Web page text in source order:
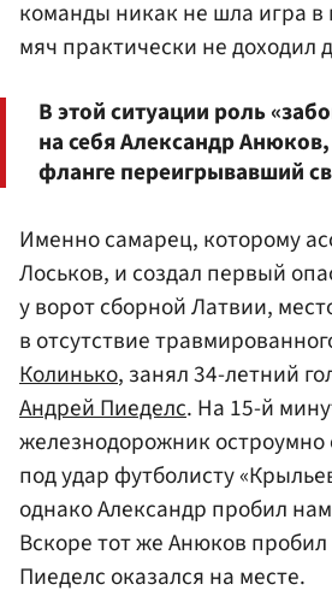
команды никак не шла игра в
мяч практически не доходил
В этой ситуации роль
на себя Александр
фланге переигрывавший
Именно самарец, которому
Лоськов, и создал первый
у ворот сборной Латвии,
в отсутствие
Колинько, занял 34-летний
Андрей Пиеделс. На 15-й
железнодорожник остроумно
под удар футболисту
однако Александр пробил
Вскоре тот же Анюков
Пиеделс оказался на месте.